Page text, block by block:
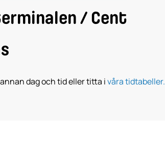
/ Cent
dag och tid eller titta ivåra tidtabeller.